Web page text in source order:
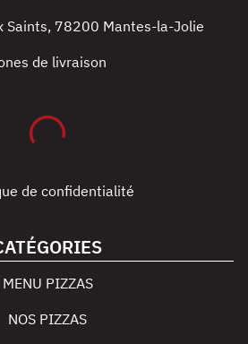
Saints, 78200 Mantes-la-Jolie
de livraison
de confidentialité
MENU PIZZAS
NOS PIZZAS